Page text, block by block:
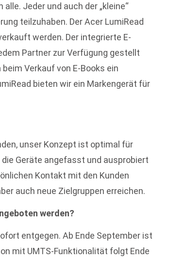
Jeder und auch der „kleine“
teilzuhaben. Der Acer LumiRead
werden. Der integrierte E-
Partner zur Verfügung gestellt
Verkauf von E-Books ein
bieten wir ein Markengerät für
unser Konzept ist optimal für
Geräte angefasst und ausprobiert
Kontakt mit den Kunden
auch neue Zielgruppen erreichen.
werden?
entgegen. Ab Ende September ist
mit UMTS-Funktionalität folgt Ende